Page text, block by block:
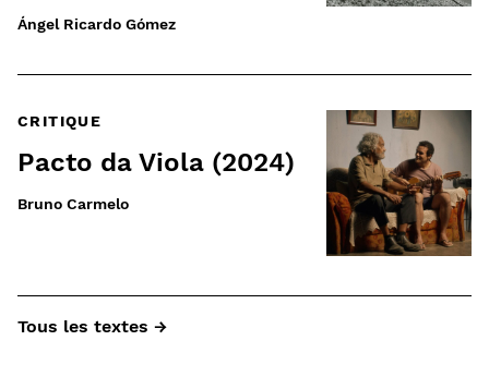
Ángel Ricardo Gómez
CRITIQUE
Pacto da Viola (2024)
Bruno Carmelo
Tous les textes →